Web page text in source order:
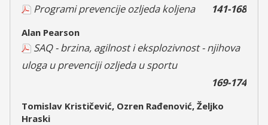
Programi prevencije ozljeda koljena 141-168
Alan Pearson
SAQ - brzina, agilnost i eksplozivnost - njihova
uloga u prevenciji ozljeda u sportu
169-174
Tomislav Krističević, Ozren Rađenović, Željko
Hraski